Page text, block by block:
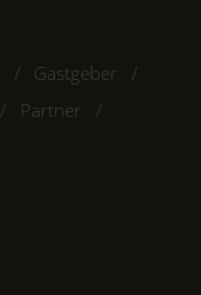
Gastgeber
Partner